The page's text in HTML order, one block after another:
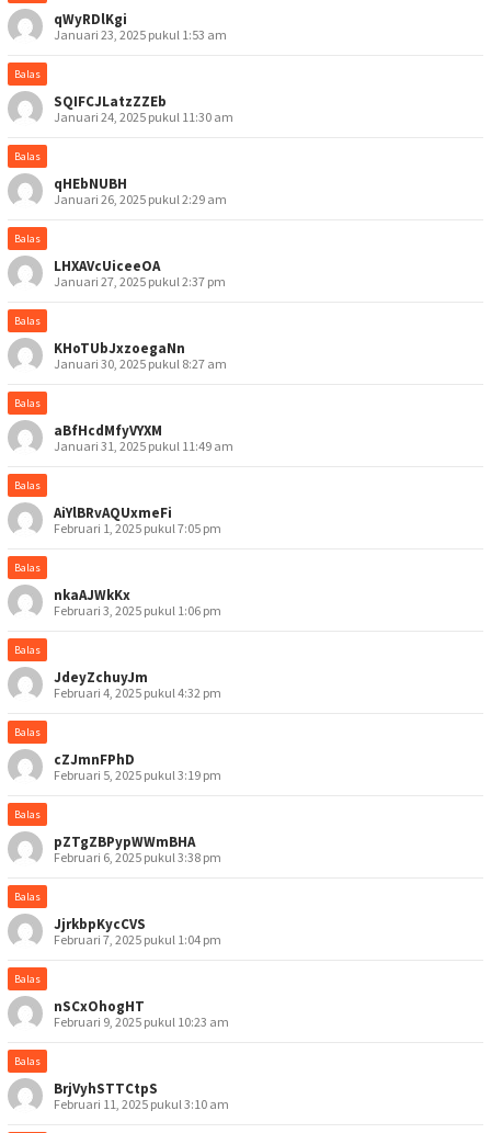
qWyRDlKgi
Januari 23, 2025 pukul 1:53 am
Balas
SQIFCJLatzZZEb
Januari 24, 2025 pukul 11:30 am
Balas
qHEbNUBH
Januari 26, 2025 pukul 2:29 am
Balas
LHXAVcUiceeOA
Januari 27, 2025 pukul 2:37 pm
Balas
KHoTUbJxzoegaNn
Januari 30, 2025 pukul 8:27 am
Balas
aBfHcdMfyVYXM
Januari 31, 2025 pukul 11:49 am
Balas
AiYlBRvAQUxmeFi
Februari 1, 2025 pukul 7:05 pm
Balas
nkaAJWkKx
Februari 3, 2025 pukul 1:06 pm
Balas
JdeyZchuyJm
Februari 4, 2025 pukul 4:32 pm
Balas
cZJmnFPhD
Februari 5, 2025 pukul 3:19 pm
Balas
pZTgZBPypWWmBHA
Februari 6, 2025 pukul 3:38 pm
Balas
JjrkbpKycCVS
Februari 7, 2025 pukul 1:04 pm
Balas
nSCxOhogHT
Februari 9, 2025 pukul 10:23 am
Balas
BrjVyhSTTCtpS
Februari 11, 2025 pukul 3:10 am